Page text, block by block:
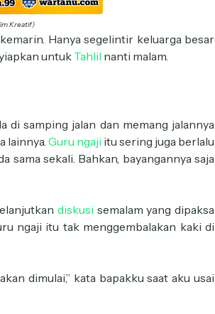
Kreatif)
Hanya segelintir keluarga besar
untuk Tahlil nanti malam.
di samping jalan dan memang jalannya
lainnya. Guru ngaji itu sering juga berlalu
sama sekali. Bahkan, bayangannya saja
diskusi semalam yang dipaksa
ngaji itu tak menggembalakan kaki di
dimulai,” kata bapakku saat aku usai